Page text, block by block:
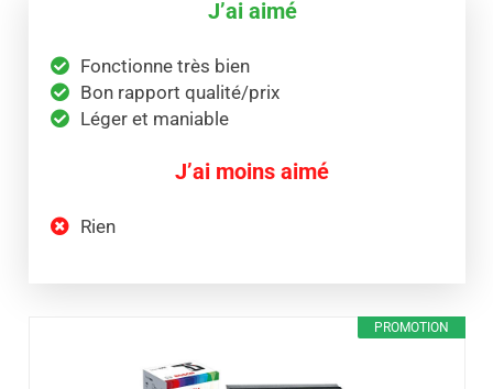
J’ai aimé
Fonctionne très bien
Bon rapport qualité/prix
Léger et maniable
J’ai moins aimé
Rien
PROMOTION